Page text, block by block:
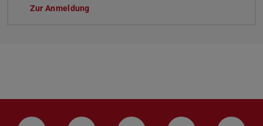
Zur Anmeldung